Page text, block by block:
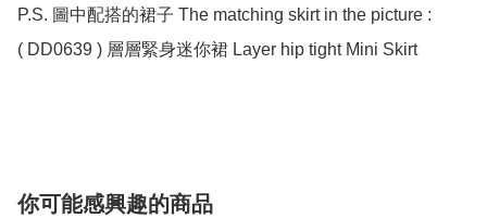
P.S. 圖中配搭的裙子 The matching skirt in the picture :
( DD0639 ) 層層緊身迷你裙 Layer hip tight Mini Skirt
你可能感興趣的商品